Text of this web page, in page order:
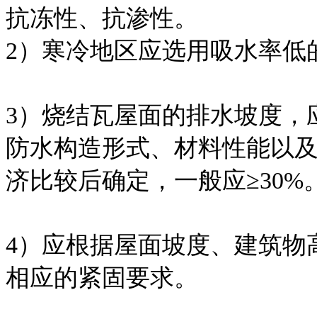
抗冻性、抗渗性。
2）寒冷地区应选用吸水率低
3）烧结瓦屋面的排水坡度
防水构造形式、材料性能以
济比较后确定，一般应≥30%
4）应根据屋面坡度、建筑
相应的紧固要求。